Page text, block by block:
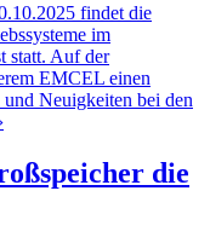
findet die
im
statt. Auf der
EMCEL einen
Neuigkeiten bei den
die